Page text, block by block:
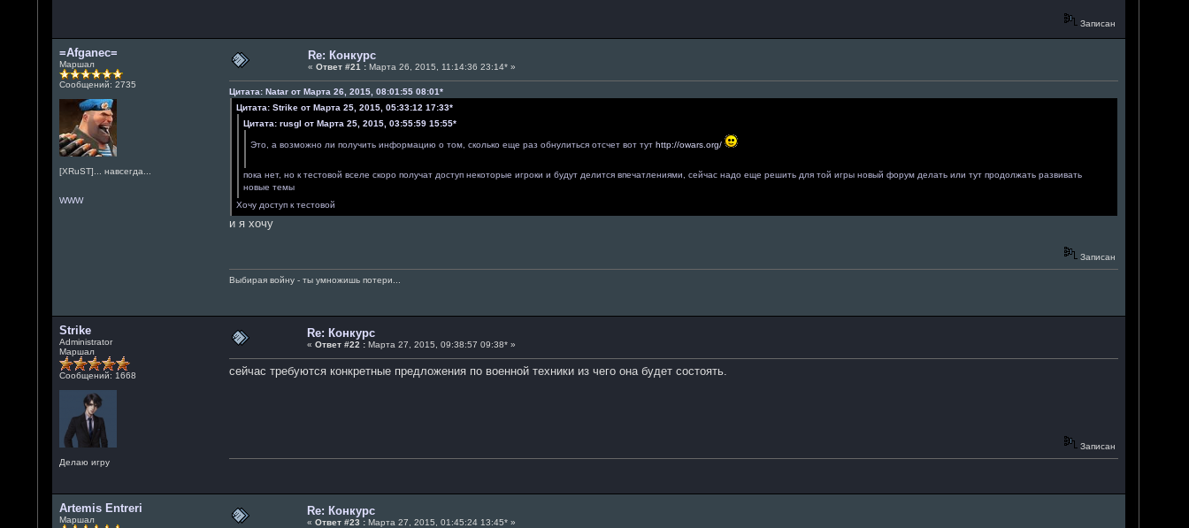
Записан
=Afganec=
Маршал
Сообщений: 2735
[XRuST]... навсегда...
WWW
Re: Конкурс
«Ответ #21 : Марта 26, 2015, 11:14:36 23:14* »
Цитата: Natar от Марта 26, 2015, 08:01:55 08:01*
Цитата: Strike от Марта 25, 2015, 05:33:12 17:33*
Цитата: rusgl от Марта 25, 2015, 03:55:59 15:55*
Это, а возможно ли получить информацию о том, сколько еще раз обнулиться отсчет вот тутhttp://owars.org/
пока нет, но к тестовой вселе скоро получат доступ некоторые игроки и будут делится впечатлениями, сейчас надо еще решить для той игры новый форум делать или тут продолжать развивать
новые темы
Хочу доступ к тестовой
и я хочу
Записан
Выбирая войну - ты умножишь потери...
Strike
Administrator
Маршал
Сообщений: 1668
Делаю игру
Re: Конкурс
«Ответ #22 : Марта 27, 2015, 09:38:57 09:38* »
сейчас требуются конкретные предложения по военной техники из чего она будет состоять.
Записан
Artemis Entreri
Маршал
Re: Конкурс
«Ответ #23 : Марта 27, 2015, 01:45:24 13:45* »